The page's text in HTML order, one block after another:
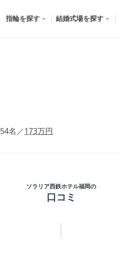
指輪を探す 結婚式場を探す
54名 ／173万円
ソラリア西鉄ホテル福岡の
口コミ